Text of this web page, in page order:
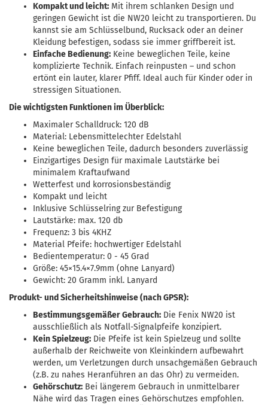
Kompakt und leicht: Mit ihrem schlanken Design und
geringen Gewicht ist die NW20 leicht zu transportieren. Du
kannst sie am Schlüsselbund, Rucksack oder an deiner
Kleidung befestigen, sodass sie immer griffbereit ist.
Einfache Bedienung: Keine beweglichen Teile, keine
komplizierte Technik. Einfach reinpusten – und schon
ertönt ein lauter, klarer Pfiff. Ideal auch für Kinder oder in
stressigen Situationen.
Die wichtigsten Funktionen im Überblick:
Maximaler Schalldruck: 120 dB
Material: Lebensmittelechter Edelstahl
Keine beweglichen Teile, dadurch besonders zuverlässig
Einzigartiges Design für maximale Lautstärke bei
minimalem Kraftaufwand
Wetterfest und korrosionsbeständig
Kompakt und leicht
Inklusive Schlüsselring zur Befestigung
Lautstärke: max. 120 db
Frequenz: 3 bis 4KHZ
Material Pfeife: hochwertiger Edelstahl
Bedientemperatur: 0 - 45 Grad
Größe: 45×15.4×7.9mm (ohne Lanyard)
Gewicht: 20 Gramm inkl. Lanyard
Produkt- und Sicherheitshinweise (nach GPSR):
Bestimmungsgemäßer Gebrauch: Die Fenix NW20 ist
ausschließlich als Notfall-Signalpfeife konzipiert.
Kein Spielzeug: Die Pfeife ist kein Spielzeug und sollte
außerhalb der Reichweite von Kleinkindern aufbewahrt
werden, um Verletzungen durch unsachgemäßen Gebrauch
(z.B. zu nahes Heranführen an das Ohr) zu vermeiden.
Gehörschutz: Bei längerem Gebrauch in unmittelbarer
Nähe wird das Tragen eines Gehörschutzes empfohlen.